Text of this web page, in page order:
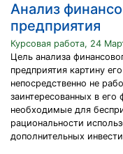
Анализ
предприятия
Курсовая работа, 24
Цель анализа
предприятия картину
непосредственно не
заинтересованных в
необходимые для
рациональности
дополнительных